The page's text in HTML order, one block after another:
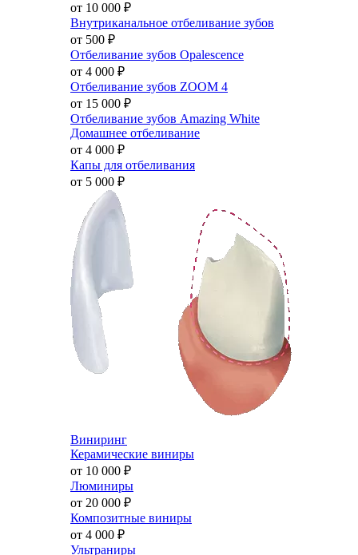
от 10 000 ₽
Внутриканальное отбеливание зубов
от 500 ₽
Отбеливание зубов Opalescence
от 4 000 ₽
Отбеливание зубов ZOOM 4
от 15 000 ₽
Отбеливание зубов Amazing White
Домашнее отбеливание
от 4 000 ₽
Капы для отбеливания
от 5 000 ₽
Виниринг
Керамические виниры
от 10 000 ₽
Люминиры
от 20 000 ₽
Композитные виниры
от 4 000 ₽
Ультраниры